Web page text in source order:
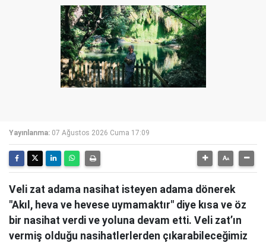
Yayınlanma: 07 Ağustos 2026 Cuma 17:09
Veli zat adama nasihat isteyen adama dönerek
"Akıl, heva ve hevese uymamaktır" diye kısa ve öz
bir nasihat verdi ve yoluna devam etti. Veli zat’ın
vermiş olduğu nasihatlerlerden çıkarabileceğimiz